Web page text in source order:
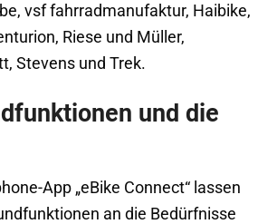
vsf fahrradmanufaktur, Haibike,
Riese und Müller,
Stevens und Trek.
und die
App „eBike Connect“ lassen
an die Bedürfnisse